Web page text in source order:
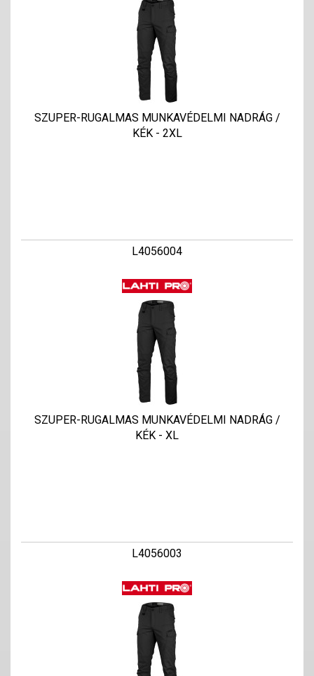
SZUPER-RUGALMAS MUNKAVÉDELMI NADRÁG /
KÉK - 2XL
L4056004
SZUPER-RUGALMAS MUNKAVÉDELMI NADRÁG /
KÉK - XL
L4056003